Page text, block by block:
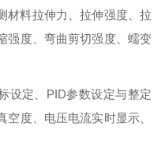
材料拉伸力、拉伸强度、拉
强度、弯曲剪切强度、蠕变
设定、 PID参数设定与整定
度、电压电流实时显示、